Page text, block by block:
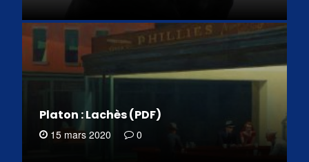
Platon : Lachès (PDF)
15 mars 2020 0